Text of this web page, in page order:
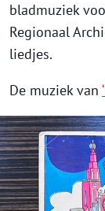
bladmuziek
Regionaal
liedjes.
De muziek van